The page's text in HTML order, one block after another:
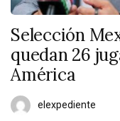
Selección
quedan 26
América
elexpediente